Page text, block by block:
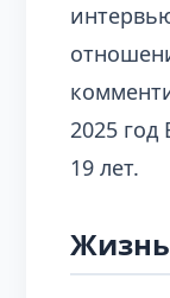
2025 год
19 лет.
Жизнь